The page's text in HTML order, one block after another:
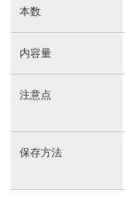
本数
内容量
注意点
保存方法